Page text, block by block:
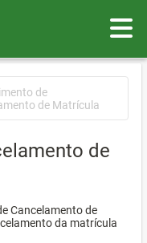
de
de Matrícula
de
Cancelamento de
da matrícula